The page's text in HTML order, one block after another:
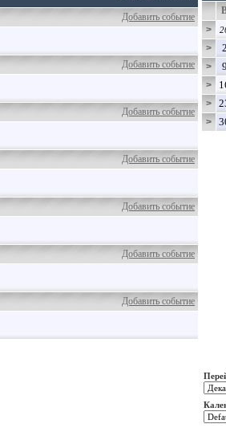
Добавить событие
Добавить событие
Добавить событие
Добавить событие
Добавить событие
Добавить событие
Добавить событие
>
> 2
> 9
>
>
>